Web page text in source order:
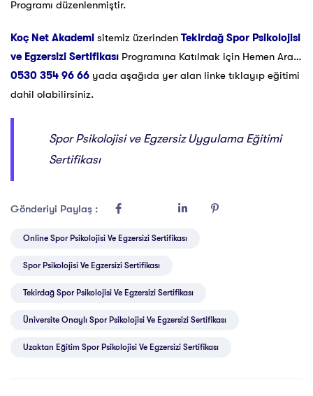
Programı düzenlenmiştir.
Koç Net Akademi sitemiz üzerinden Tekirdağ Spor Psikolojisi
ve Egzersizi Sertifikası Programına Katılmak için Hemen Ara…
0530 354 96 66 yada aşağıda yer alan linke tıklayıp eğitimi
dahil olabilirsiniz.
Spor Psikolojisi ve Egzersiz Uygulama Eğitimi
Sertifikası
Gönderiyi Paylaş :
Online Spor Psikolojisi Ve Egzersizi Sertifikası
Spor Psikolojisi Ve Egzersizi Sertifikası
Tekirdağ Spor Psikolojisi Ve Egzersizi Sertifikası
Üniversite Onaylı Spor Psikolojisi Ve Egzersizi Sertifikası
Uzaktan Eğitim Spor Psikolojisi Ve Egzersizi Sertifikası